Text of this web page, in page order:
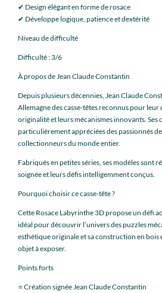
✔ Design élégant en forme de rosace
✔ Développe logique, patience et dextérité
Niveau de difficulté
Difficulté : 3/6
À propos de Jean Claude Constantin
Depuis plusieurs décennies, Jean Claude
Allemagne des casse-têtes reconnus pour
originalité et leurs mécanismes innovants. Ses
particulièrement appréciées des passionnés
collectionneurs du monde entier.
Fabriqués en petites séries, ses modèles sont
soignée et leurs défis intelligemment conçus.
Pourquoi choisir ce casse-tête ?
Cette Rosace Labyrinthe 3D propose un défi
idéal pour découvrir l’univers des puzzles
esthétique originale et sa construction en bois
objet à exposer.
Points forts
⭐ Création signée Jean Claude Constantin